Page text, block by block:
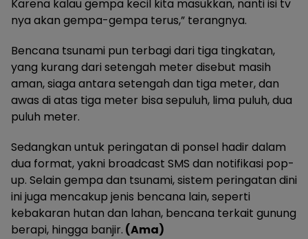
Karena kalau gempa kecil kita masukkan, nanti isi tv
nya akan gempa-gempa terus,” terangnya.
Bencana tsunami pun terbagi dari tiga tingkatan,
yang kurang dari setengah meter disebut masih
aman, siaga antara setengah dan tiga meter, dan
awas di atas tiga meter bisa sepuluh, lima puluh, dua
puluh meter.
Sedangkan untuk peringatan di ponsel hadir dalam
dua format, yakni broadcast SMS dan notifikasi pop-
up. Selain gempa dan tsunami, sistem peringatan dini
ini juga mencakup jenis bencana lain, seperti
kebakaran hutan dan lahan, bencana terkait gunung
berapi, hingga banjir. (Ama)